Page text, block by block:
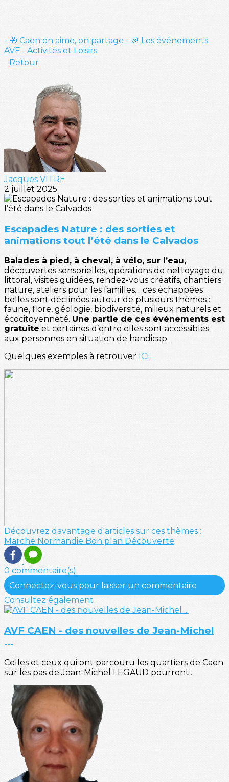
- 🎁 Caen on aime, on partage - 🎉 Les événements
AVF - Activités et Loisirs
Retour
Jacques VITRE
2 juillet 2025
Escapades Nature : des sorties et
animations tout l’été dans le Calvados
Balades à pied, à cheval, à vélo, sur l’eau,
découvertes sensorielles, opérations de nettoyage du
littoral, visites guidées, rendez-vous créatifs, chantiers
nature, ateliers pour les familles… ces échappées
belles sont déclinées autour de plusieurs thèmes :
faune, flore, géologie, biodiversité, milieux naturels et
écocitoyenneté. Une partie de ces événements est
gratuite et certaines d’entre elles sont accessibles
aux personnes en situation de handicap.
Quelques exemples à retrouver ICI .
Découvrez davantage d'articles sur ces thèmes :
Marche Normandie Bon plan Découverte
0 commentaire(s)
Connectez-vous pour laisser un commentaire
Consultez également
AVF CAEN - des nouvelles de Jean-Michel
...
Celles et ceux qui ont parcouru les quartiers de Caen
sur les pas de Jean-Michel LEGAUD pourront...